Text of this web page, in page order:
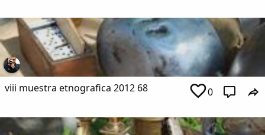
viii muestra etnografica 2012 68 0